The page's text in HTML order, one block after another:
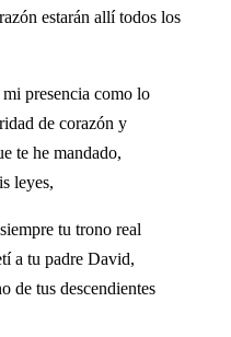
estarán allí todos los
presencia como lo
de corazón y
te he mandado,
leyes,
tu trono real
a tu padre David,
de tus descendientes